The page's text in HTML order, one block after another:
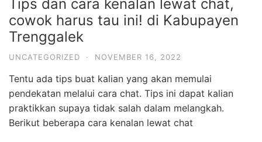
Tips dan cara kenalan lewat chat,
cowok harus tau ini! di Kabupayen
Trenggalek
UNCATEGORIZED · NOVEMBER 16, 2022
Tentu ada tips buat kalian yang akan memulai
pendekatan melalui cara chat. Tips ini dapat kalian
praktikkan supaya tidak salah dalam melangkah.
Berikut beberapa cara kenalan lewat chat